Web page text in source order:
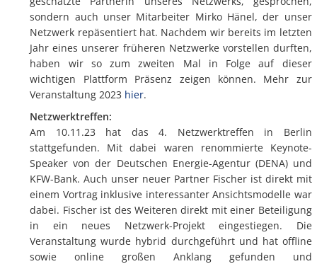
sondern auch unser Mitarbeiter Mirko Hänel, der unser
Netzwerk repäsentiert hat. Nachdem wir bereits im letzten
Jahr eines unserer früheren Netzwerke vorstellen durften,
haben wir so zum zweiten Mal in Folge auf dieser
wichtigen Plattform Präsenz zeigen können. Mehr zur
Veranstaltung 2023 hier.
Netzwerktreffen:
Am 10.11.23 hat das 4. Netzwerktreffen in Berlin
stattgefunden. Mit dabei waren renommierte Keynote-
Speaker von der Deutschen Energie-Agentur (DENA) und
KFW-Bank. Auch unser neuer Partner Fischer ist direkt mit
einem Vortrag inklusive interessanter Ansichtsmodelle war
dabei. Fischer ist des Weiteren direkt mit einer Beteiligung
in ein neues Netzwerk-Projekt eingestiegen. Die
Veranstaltung wurde hybrid durchgeführt und hat offline
sowie online großen Anklang gefunden und